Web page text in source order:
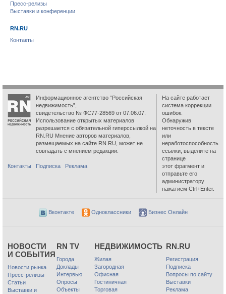
Пресс-релизы
Выставки и конференции
RN.RU
Контакты
Информационное агентство “Российская
недвижимость”,
свидетельство № ФС77-28569 от 07.06.07.
Использование открытых материалов
разрешается с обязательной гиперссылкой на
RN.RU Мнение авторов материалов,
размещаемых на сайте RN.RU, может не
совпадать с мнением редакции.
Контакты Подписка Реклама
На сайте работает
система коррекции
ошибок.
Обнаружив
неточность в тексте
или
неработоспособность
ссылки, выделите на
странице
этот фрагмент и
отправьте его
администратору
нажатием Ctrl+Enter.
Вконтакте Одноклассники Бизнес Онлайн
НОВОСТИ
И СОБЫТИЯ
Новости рынка
Пресс-релизы
Статьи
Выставки и
RN TV
Города
Доклады
Интервью
Опросы
Объекты
НЕДВИЖИМОСТЬ
Жилая
Загородная
Офисная
Гостиничная
Торговая
RN.RU
Регистрация
Подписка
Вопросы по сайту
Выставки
Реклама